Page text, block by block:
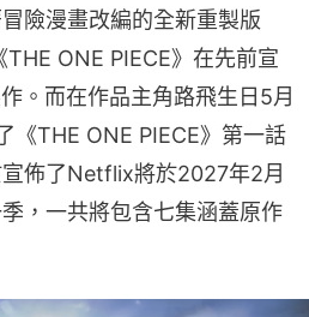
險漫畫改編的全新重製版
THE ONE PIECE》在先前宣
。而在作品主角路飛生日5月
《THE ONE PIECE》第一話
佈了Netflix將於2027年2月
，一共將包含七集涵蓋原作